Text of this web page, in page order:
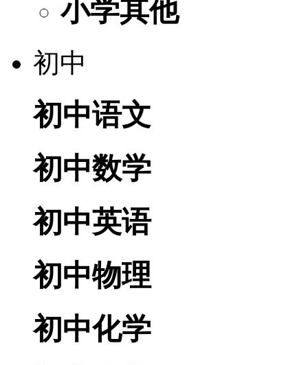
小学其他
初中
初中语文
初中数学
初中英语
初中物理
初中化学